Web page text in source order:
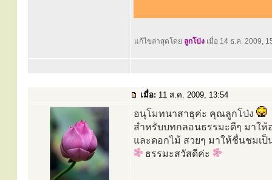
แก้ไขล่าสุดโดย ลูกโป่ง เมื่อ 14 ธ.ค. 2009,
เมื่อ: 11 ส.ค. 2009, 13:54
อนุโมทนาสาธุค่ะ คุณลูกโป่ง
สำหรับบทกลอนธรรมะดีๆ มาให้
และดอกไม้ สวยๆ มาให้ชื่นชมเ
ธรรมะสวัสดีค่ะ